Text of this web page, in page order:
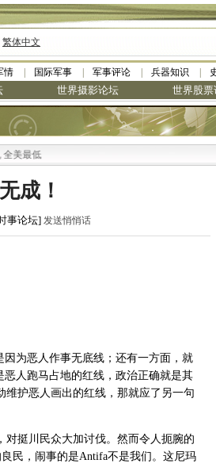
繁体中文
情 国际军事 军事评论 兵器知识
世界摄影论坛 世界股票
最低
成！
事论坛] 发送悄悄话
为恶人作事无底线；还有一方面，就
人跑马占地的红线，政治正确就是其
护恶人画出的红线，那就应了另一句
挺川民众大加讨伐。然而令人扼腕的
民，闹事的是Antifa不是我们。这尼玛